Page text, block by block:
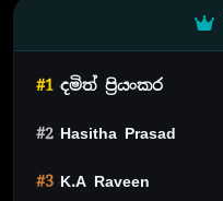
#1 දමිත් ප්‍රියංකර
#2 Hasitha Prasad
#3 K.A Raveen